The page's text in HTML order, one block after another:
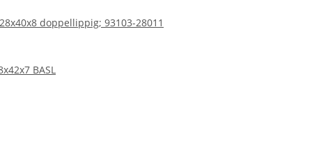
doppellippig; 93103-28011